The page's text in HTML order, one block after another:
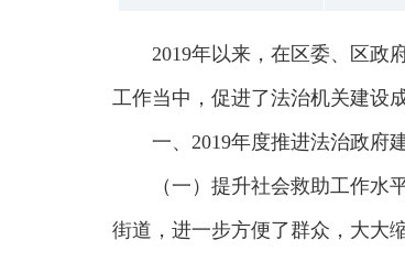
2019年以来，在区委、区政
工作当中，促进了法治机关建设
一、2019年度推进法治政府
（一）提升社会救助工作
街道，进一步方便了群众，大大